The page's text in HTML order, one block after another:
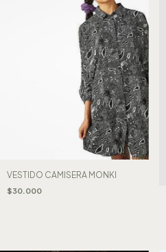
VESTIDO CAMISERA MONKI
$30.000